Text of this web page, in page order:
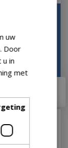
Coral 58
uw
Door
in
met